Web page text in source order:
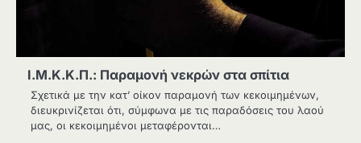
Ι.Μ.Κ.Κ.Π.: Παραμονή νεκρών στα σπίτια
Σχετικά με την κατ’ οίκον παραμονή των κεκοιμημένων,
διευκρινίζεται ότι, σύμφωνα με τις παραδόσεις του λαού
μας, οι κεκοιμημένοι μεταφέρονται…